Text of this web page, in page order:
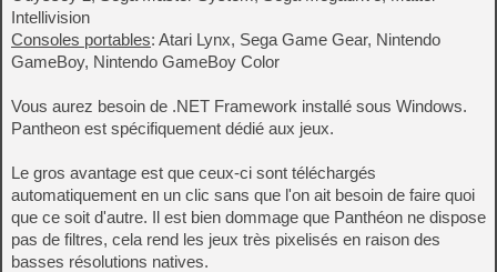
Intellivision
Consoles portables: Atari Lynx, Sega Game Gear, Nintendo
GameBoy, Nintendo GameBoy Color
Vous aurez besoin de .NET Framework installé sous Windows.
Pantheon est spécifiquement dédié aux jeux.
Le gros avantage est que ceux-ci sont téléchargés
automatiquement en un clic sans que l'on ait besoin de faire quoi
que ce soit d'autre. Il est bien dommage que Panthéon ne dispose
pas de filtres, cela rend les jeux très pixelisés en raison des
basses résolutions natives.